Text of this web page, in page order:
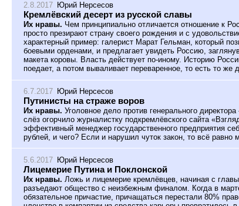
2.8.2017 Юрий Нерсесов
Кремлёвский десерт из русской славы
Их нравы. Чем принципиально отличается отношение к
просто презирают страну своего рождения и с
характерный пример: галерист Марат Гельман, который
боевыми орденами, и предлагает увидеть Россию,
макета коровы. Власть действует по-иному. Историю
поедает, а потом вываливает переваренное, то есть то же
6.7.2017 Юрий Нерсесов
Путинисты на страже воров
Их нравы. Уголовное дело против генерального
слёз огорчило журналистку подкремлёвского сайта
эффективный менеджер государственного предприятия
рублей, и чего? Если и нарушил чуток закон, то всё равно
5.6.2017 Юрий Нерсесов
Лицемерие Путина и Поклонской
Их нравы. Ложь и лицемерие кремлёвцев, начиная с
разъедают общество с неизбежным финалом. Когда в
обязательное причастие, причащаться перестали 80%